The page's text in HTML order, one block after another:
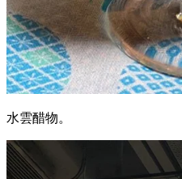
水雲醋物。